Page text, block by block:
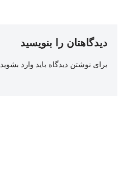
دیدگاهتان را بنویسید
برای نوشتن دیدگاه باید وارد بشوید